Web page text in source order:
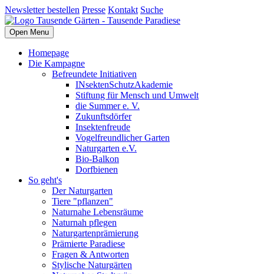
Newsletter bestellen Presse Kontakt Suche
Open Menu
Homepage
Die Kampagne
Befreundete Initiativen
INsektenSchutzAkademie
Stiftung für Mensch und Umwelt
die Summer e. V.
Zukunftsdörfer
Insektenfreude
Vogelfreundlicher Garten
Naturgarten e.V.
Bio-Balkon
Dorfbienen
So geht's
Der Naturgarten
Tiere "pflanzen"
Naturnahe Lebensräume
Naturnah pflegen
Naturgartenprämierung
Prämierte Paradiese
Fragen & Antworten
Stylische Naturgärten